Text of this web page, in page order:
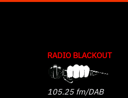
RADIO BLACKOUT
105.25 fm/DAB